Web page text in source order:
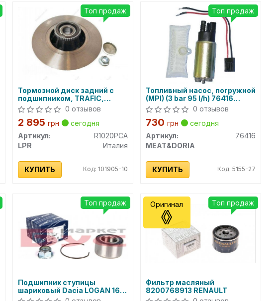
Тормозной диск задний с
подшипником, TRAFIC,
VIVARO 208мм с ABS
0 отзывов
2 895 грн
сегодня
Артикул:
R1020PCA
LPR
Италия
КУПИТЬ Код: 101905-10
Топ продаж
Топливный насос, погружной
(MPI) (3 bar 95 l/h) 76416
MEAT&DORIA0 отзывов
730 грн
сегодня
Артикул:
76416
MEAT&DORIA
КУПИТЬ Код: 5155-27
Топ продаж
Подшипник ступицы
шариковый Dacia LOGAN 16-
14 146 4049 MEYLE
Топ продаж
Фильтр масляный
8200768913 RENAULT
Топ продаж
Оригинал